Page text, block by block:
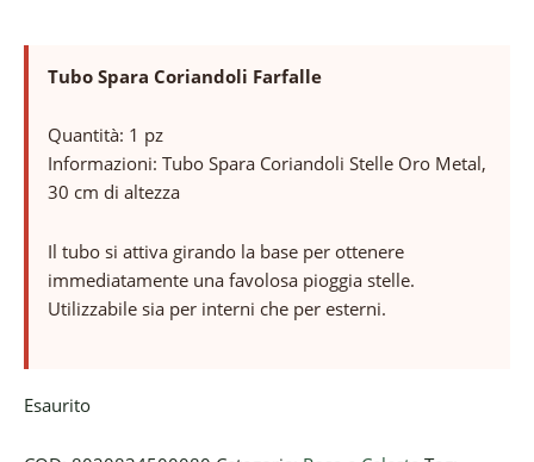
Tubo Spara Coriandoli Farfalle
Quantità: 1 pz
Informazioni: Tubo Spara Coriandoli Stelle Oro Metal,
30 cm di altezza
Il tubo si attiva girando la base per ottenere
immediatamente una favolosa pioggia stelle.
Utilizzabile sia per interni che per esterni.
Esaurito